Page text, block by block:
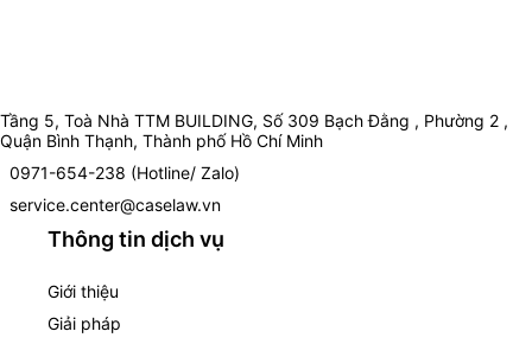
Tầng 5, Toà Nhà TTM BUILDING, Số 309 Bạch Đằng , Phường 2 ,
Quận Bình Thạnh, Thành phố Hồ Chí Minh
0971-654-238 (Hotline/ Zalo)
service.center@caselaw.vn
Thông tin dịch vụ
Giới thiệu
Giải pháp